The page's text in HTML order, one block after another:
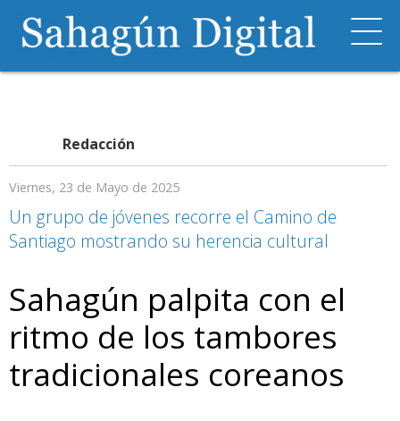
Redacción
Viernes, 23 de Mayo de 2025
Un grupo de jóvenes recorre el Camino de
Santiago mostrando su herencia cultural
Sahagún palpita con el
ritmo de los tambores
tradicionales coreanos